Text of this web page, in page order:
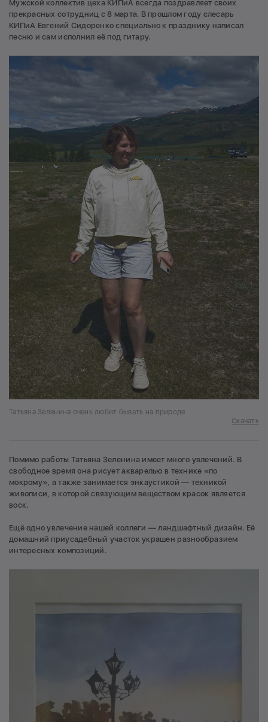
Мужской коллектив цеха КИПиА всегда поздравляет своих
прекрасных сотрудниц с 8 марта. В прошлом году слесарь
КИПиА Евгений Сидоренко специально к празднику написал
песню и сам исполнил её под гитару.
Татьяна Зеленина очень любит бывать на природе
Скачать
Помимо работы Татьяна Зеленина имеет много увлечений. В
свободное время она рисует акварелью в технике «по
мокрому», а также занимается энкаустикой — техникой
живописи, в которой связующим веществом красок является
воск.
Ещё одно увлечение нашей коллеги — ландшафтный дизайн. Её
домашний приусадебный участок украшен разнообразием
интересных композиций.